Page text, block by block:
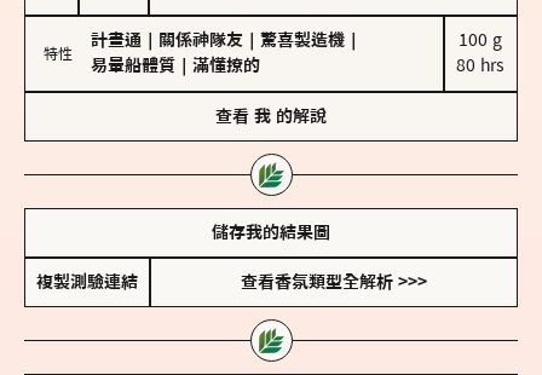
特性
計畫通 關係神隊友 驚喜製造機
易暈船體質
滿懂撩的
100 g
80 hrs
查看 我 的解說
儲存我的結果圖
複製測驗連結 查看香氛類型全解析 >>>